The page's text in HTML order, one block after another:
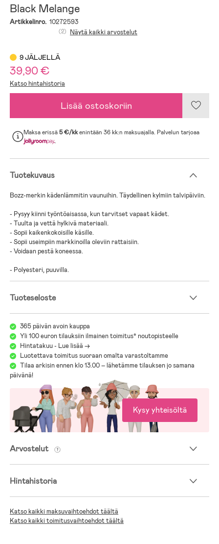
Black Melange
Artikkelinro. 10272593
(2) Näytä kaikki arvostelut
9 JÄLJELLÄ
39,90 €
Katso hintahistoria
Lisää ostoskoriin
Maksa erissä5 €/kkenintään 36 kk:n maksuajalla. Palvelun tarjoaa
.
Tuotekuvaus
Bozz-merkin kädenlämmitin vaunuihin. Täydellinen kylmiin talvipäiviin.
- Pysyy kiinni työntöaisassa, kun tarvitset vapaat kädet.
- Tuulta ja vettä hylkivä materiaali.
- Sopii kaikenkokoisille käsille.
- Sopii useimpiin markkinoilla oleviin rattaisiin.
- Voidaan pestä koneessa.
- Polyesteri, puuvilla.
Tuoteseloste
365 päivän avoin kauppa
Yli 100 euron tilauksiin ilmainen toimitus* noutopisteelle
Hintatakuu - Lue lisää ->
Luotettava toimitus suoraan omalta varastoltamme
Tilaa arkisin ennen klo 13.00 – lähetämme tilauksen jo samana
päivänä!
Kysy yhteisöltä
Arvostelut
Hintahistoria
Katso kaikki maksuvaihtoehdot täältä
Katso kaikki toimitusvaihtoehdot täältä